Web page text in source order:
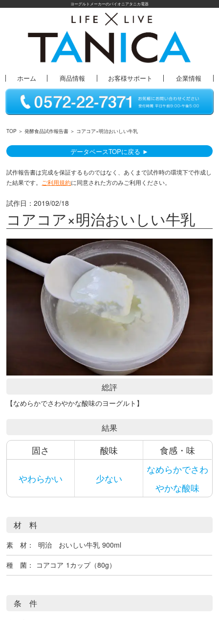
ヨーグルトメーカーのパイオニアタニカ電器
ホーム 商品情報 お客様サポート 企業情報
TOP ＞発酵食品試作報告書 ＞ コアコア×明治おいしい牛乳
データベースTOPに戻る ►
試作報告書は完成を保証するものではなく、あくまで試作時の環境下で作成し
た結果です。 ご利用規約に同意された方のみご利用ください。
試作日：2019/02/18
コアコア×明治おいしい牛乳
総評
【なめらかでさわやかな酸味のヨーグルト】
結果
固さ 酸味 食感・味
やわらかい 少ない
なめらかでさわ
やかな酸味
材 料
素 材： 明治 おいしい牛乳 900ml
種 菌： コアコア 1カップ（80g）
条 件